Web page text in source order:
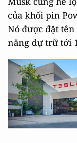
của khối pin
Nó được đặt
năng dự trữ tới